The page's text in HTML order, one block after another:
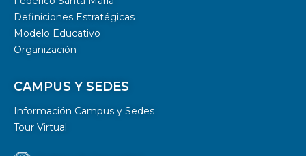
Definiciones Estratégicas
Modelo Educativo
Organización
CAMPUS Y SEDES
Información Campus y Sedes
Tour Virtual